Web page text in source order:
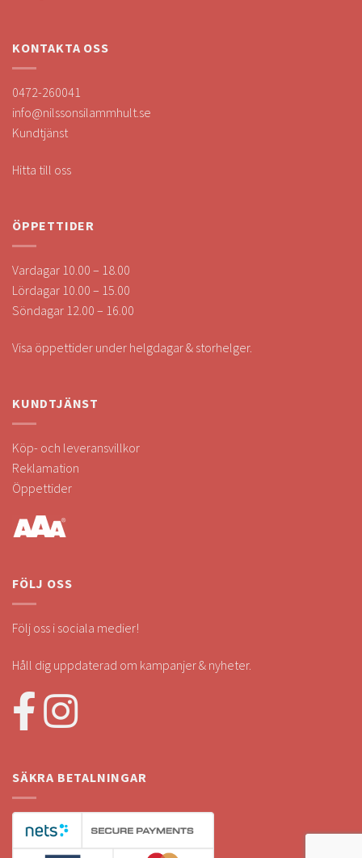
KONTAKTA OSS
0472-260041
info@nilssonsilammhult.se
Kundtjänst
Hitta till oss
ÖPPETTIDER
Vardagar 10.00 – 18.00
Lördagar 10.00 – 15.00
Söndagar 12.00 – 16.00
Visa öppettider under helgdagar & storhelger.
KUNDTJÄNST
Köp- och leveransvillkor
Reklamation
Öppettider
FÖLJ OSS
Följ oss i sociala medier!
Håll dig uppdaterad om kampanjer & nyheter.
SÄKRA BETALNINGAR